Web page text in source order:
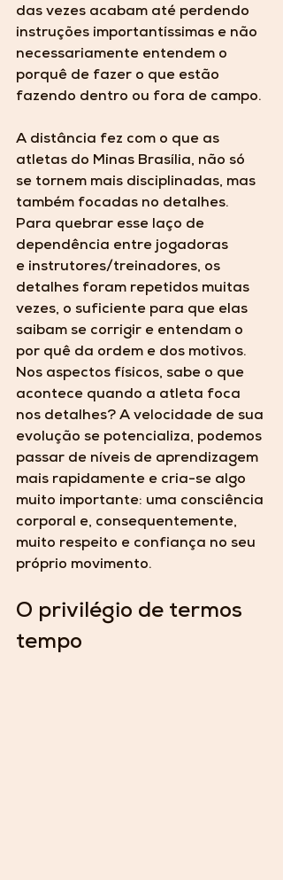
das vezes acabam até perdendo
instruções importantíssimas e não
necessariamente entendem o
porquê de fazer o que estão
fazendo dentro ou fora de campo.
A distância fez com o que as
atletas do Minas Brasília, não só
se tornem mais disciplinadas, mas
também focadas no detalhes.
Para quebrar esse laço de
dependência entre jogadoras
e instrutores/treinadores, os
detalhes foram repetidos muitas
vezes, o suficiente para que elas
saibam se corrigir e entendam o
por quê da ordem e dos motivos.
Nos aspectos físicos, sabe o que
acontece quando a atleta foca
nos detalhes? A velocidade de sua
evolução se potencializa, podemos
passar de níveis de aprendizagem
mais rapidamente e cria-se algo
muito importante: uma consciência
corporal e, consequentemente,
muito respeito e confiança no seu
próprio movimento.
O privilégio de termos
tempo